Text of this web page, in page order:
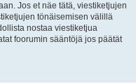
Jos et näe tätä, viestiketjujen
tönäisemisen välillä
nostaa viestiketjua
foorumin sääntöjä jos päätät